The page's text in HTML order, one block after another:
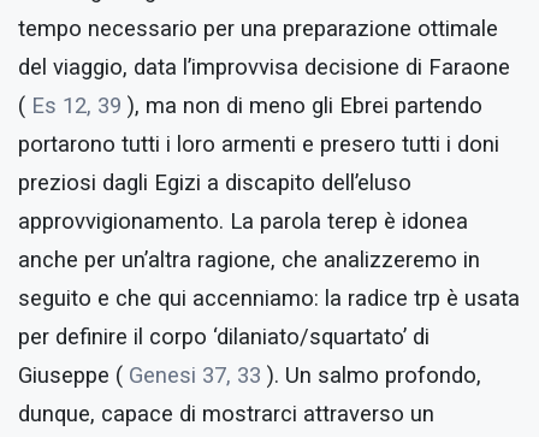
tempo necessario per una preparazione ottimale
del viaggio, data l’improvvisa decisione di Faraone
( Es 12, 39 ), ma non di meno gli Ebrei partendo
portarono tutti i loro armenti e presero tutti i doni
preziosi dagli Egizi a discapito dell’eluso
approvvigionamento. La parola terep è idonea
anche per un’altra ragione, che analizzeremo in
seguito e che qui accenniamo: la radice trp è usata
per definire il corpo ‘dilaniato/squartato’ di
Giuseppe ( Genesi 37, 33 ). Un salmo profondo,
dunque, capace di mostrarci attraverso un